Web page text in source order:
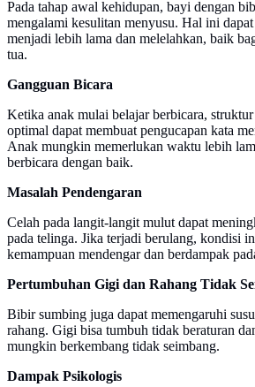
Pada tahap awal kehidupan, bayi dengan
mengalami kesulitan menyusu. Hal ini
menjadi lebih lama dan melelahkan, baik
tua.
Gangguan Bicara
Ketika anak mulai belajar berbicara,
optimal dapat membuat pengucapan kata
Anak mungkin memerlukan waktu lebih
berbicara dengan baik.
Masalah Pendengaran
Celah pada langit-langit mulut dapat
pada telinga. Jika terjadi berulang, kondisi
kemampuan mendengar dan berdampak
Pertumbuhan Gigi dan Rahang Tidak
Bibir sumbing juga dapat memengaruhi
rahang. Gigi bisa tumbuh tidak beraturan
mungkin berkembang tidak seimbang.
Dampak Psikologis